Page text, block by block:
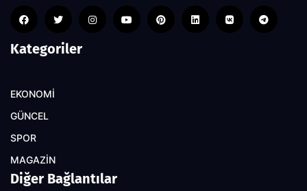
Kategoriler
EKONOMİ
GÜNCEL
SPOR
MAGAZİN
Diğer Bağlantılar